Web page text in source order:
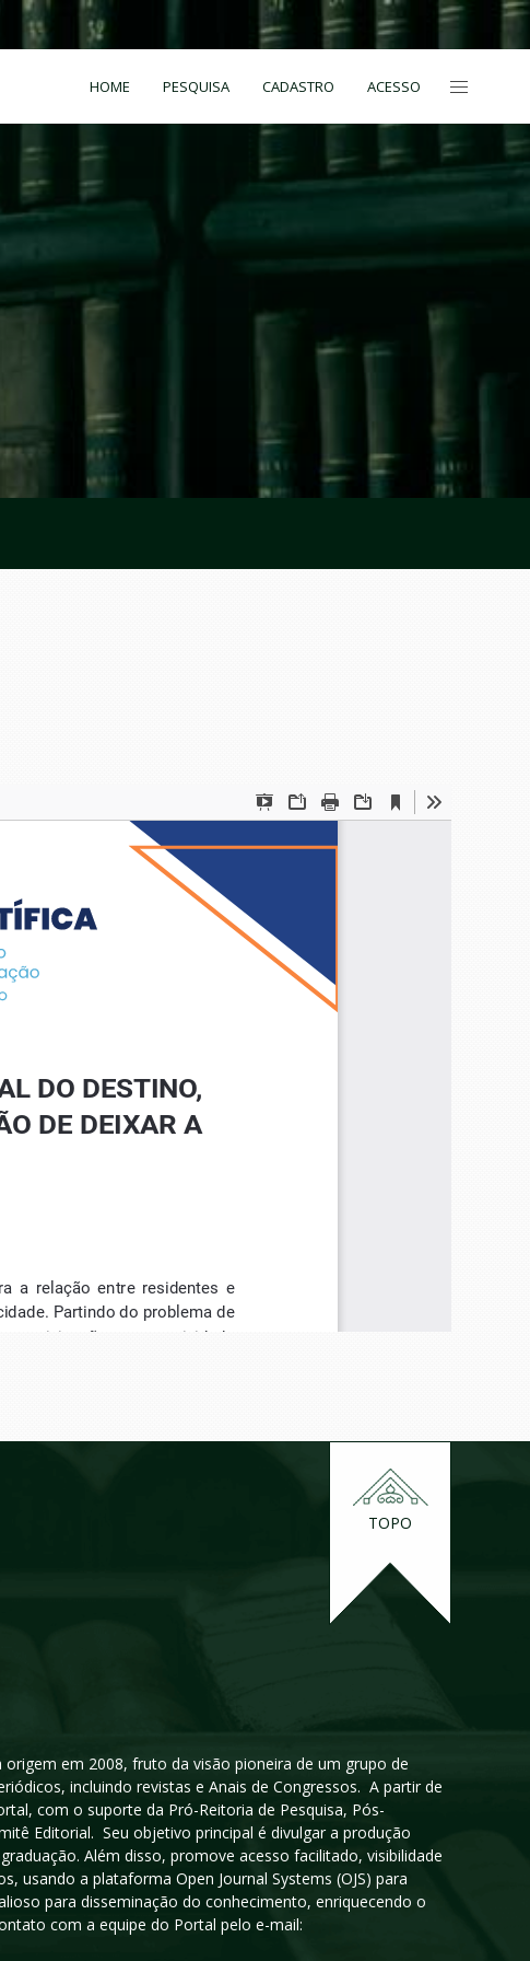
HOME PESQUISA CADASTRO ACESSO
TOPO
em 2008, fruto da visão pioneira de um grupo de
incluindo revistas e Anais de Congressos. A partir de
com o suporte da Pró-Reitoria de Pesquisa, Pós-
Editorial. Seu objetivo principal é divulgar a produção
Além disso, promove acesso facilitado, visibilidade
usando a plataforma Open Journal Systems (OJS) para
para disseminação do conhecimento, enriquecendo o
com a equipe do Portal pelo e-mail: